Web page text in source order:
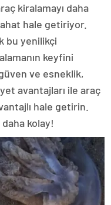
kiralamayı daha
hale getiriyor.
bu yenilikçi
keyfini
ve esneklik,
avantajları ile araç
hale getirin.
kolay!